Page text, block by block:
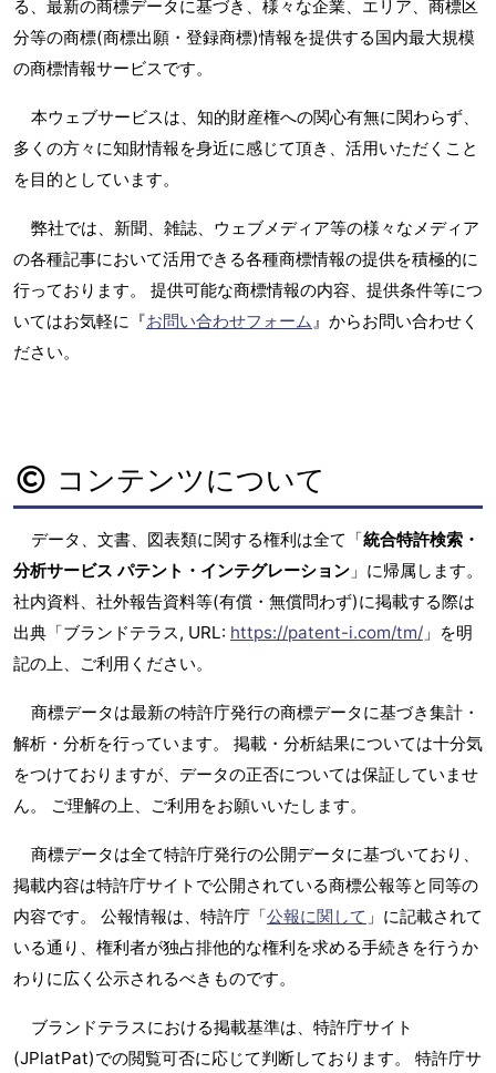
る、最新の商標データに基づき、様々な企業、エリア、商標区
分等の商標(商標出願・登録商標)情報を提供する国内最大規模
の商標情報サービスです。
本ウェブサービスは、知的財産権への関心有無に関わらず、
多くの方々に知財情報を身近に感じて頂き、活用いただくこと
を目的としています。
弊社では、新聞、雑誌、ウェブメディア等の様々なメディア
の各種記事において活用できる各種商標情報の提供を積極的に
行っております。 提供可能な商標情報の内容、提供条件等につ
いてはお気軽に『お問い合わせフォーム』からお問い合わせく
ださい。
コンテンツについて
データ、文書、図表類に関する権利は全て「統合特許検索・
分析サービス パテント・インテグレーション 」に帰属します。
社内資料、社外報告資料等(有償・無償問わず)に掲載する際は
出典「ブランドテラス, URL: https://patent-i.com/tm/ 」を明
記の上、ご利用ください。
商標データは最新の特許庁発行の商標データに基づき集計・
解析・分析を行っています。 掲載・分析結果については十分気
をつけておりますが、データの正否については保証していませ
ん。 ご理解の上、ご利用をお願いいたします。
商標データは全て特許庁発行の公開データに基づいており、
掲載内容は特許庁サイトで公開されている商標公報等と同等の
内容です。 公報情報は、特許庁「公報に関して 」に記載されて
いる通り、権利者が独占排他的な権利を求める手続きを行うか
わりに広く公示されるべきものです。
ブランドテラスにおける掲載基準は、特許庁サイト
(JPlatPat)での閲覧可否に応じて判断しております。 特許庁サ